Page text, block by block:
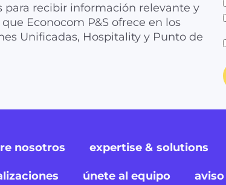
para recibir información relevante y
Econocom P&S ofrece en los
Unificadas, Hospitality y Punto de
nosotros expertise & solutions
únete al equipo